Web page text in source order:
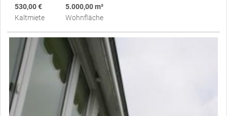
530,00 €
Kaltmiete
5.000,00 m²
Wohnfläche